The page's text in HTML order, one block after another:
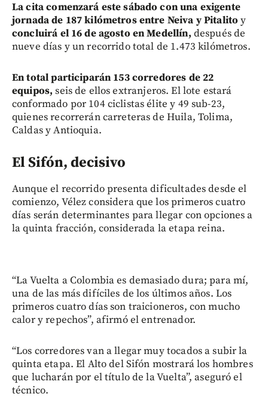
La cita comenzará este sábado con una exigente
jornada de 187 kilómetros entre Neiva y Pitalito y
concluirá el 16 de agosto en Medellín, después de
nueve días y un recorrido total de 1.473 kilómetros.
En total participarán 153 corredores de 22
equipos,seis de ellos extranjeros. El lote estará
conformado por 104 ciclistas élite y 49 sub-23,
quienes recorrerán carreteras de Huila, Tolima,
Caldas y Antioquia.
El Sifón, decisivo
Aunque el recorrido presenta dificultades desde el
comienzo, Vélez considera que los primeros cuatro
días serán determinantes para llegar con opciones a
la quinta fracción, considerada la etapa reina.
“La Vuelta a Colombia es demasiado dura; para mí,
una de las más difíciles de los últimos años. Los
primeros cuatro días son traicioneros, con mucho
calor y repechos”, afirmó el entrenador.
“Los corredores van a llegar muy tocados a subir la
quinta etapa. El Alto del Sifón mostrará los hombres
que lucharán por el título de la Vuelta”, aseguró el
técnico.